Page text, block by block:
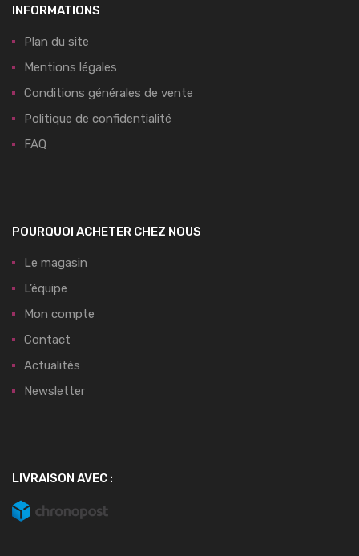
INFORMATIONS
Plan du site
Mentions légales
Conditions générales de vente
Politique de confidentialité
FAQ
POURQUOI ACHETER CHEZ NOUS
Le magasin
L’équipe
Mon compte
Contact
Actualités
Newsletter
LIVRAISON AVEC :